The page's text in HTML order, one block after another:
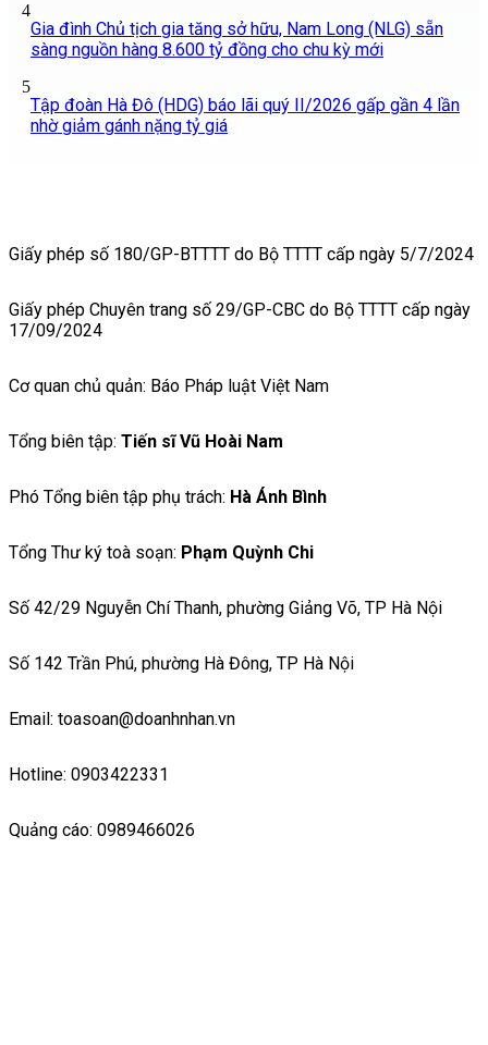
4
Gia đình Chủ tịch gia tăng sở hữu, Nam Long (NLG) sẵn
sàng nguồn hàng 8.600 tỷ đồng cho chu kỳ mới
5
Tập đoàn Hà Đô (HDG) báo lãi quý II/2026 gấp gần 4 lần
nhờ giảm gánh nặng tỷ giá
Giấy phép số 180/GP-BTTTT do Bộ TTTT cấp ngày 5/7/2024
Giấy phép Chuyên trang số 29/GP-CBC do Bộ TTTT cấp ngày
17/09/2024
Cơ quan chủ quản: Báo Pháp luật Việt Nam
Tổng biên tập: Tiến sĩ Vũ Hoài Nam
Phó Tổng biên tập phụ trách: Hà Ánh Bình
Tổng Thư ký toà soạn: Phạm Quỳnh Chi
Số 42/29 Nguyễn Chí Thanh, phường Giảng Võ, TP Hà Nội
Số 142 Trần Phú, phường Hà Đông, TP Hà Nội
Email: toasoan@doanhnhan.vn
Hotline: 0903422331
Quảng cáo: 0989466026